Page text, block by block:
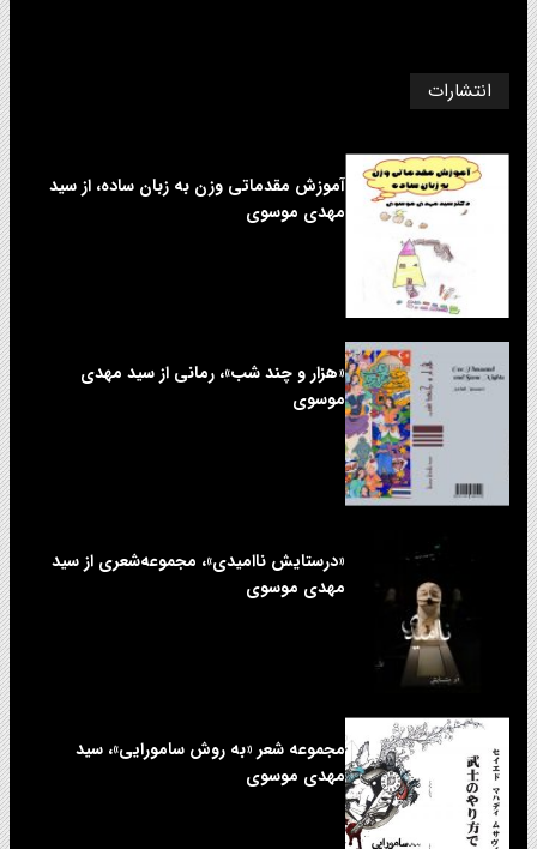
انتشارات
آموزش مقدماتی وزن به زبان ساده، از سید
مهدی موسوی
«هزار و چند شب»، رمانی از سید مهدی
موسوی
«درستایش ناامیدی»، مجموعه‌شعری از سید
مهدی موسوی
مجموعه شعر «به روش سامورایی»، سید
مهدی موسوی